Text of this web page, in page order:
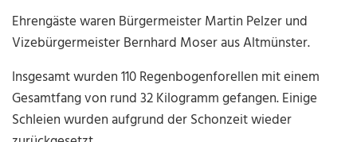
Ehrengäste waren Bürgermeister Martin Pelzer und
Vizebürgermeister Bernhard Moser aus Altmünster.
Insgesamt wurden 110 Regenbogenforellen mit einem
Gesamtfang von rund 32 Kilogramm gefangen. Einige
Schleien wurden aufgrund der Schonzeit wieder